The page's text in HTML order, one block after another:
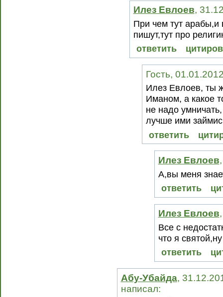
Илез Евлоев,
При чем тут арабы,и
пишут,тут про
ответить
Гость,
Илез Евлоев, ты
Иманом, а какое
не надо
лучше ими
ответить
Илез Евлоев
А,вы меня
ответить
Илез Евлоев
Все с
что я
ответить
Абу-Убайда,
написал: